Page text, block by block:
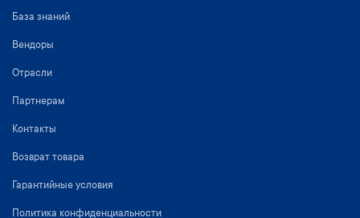
База знаний
Вендоры
Отрасли
Партнерам
Контакты
Возврат товара
Гарантийные условия
Политика конфиденциальности